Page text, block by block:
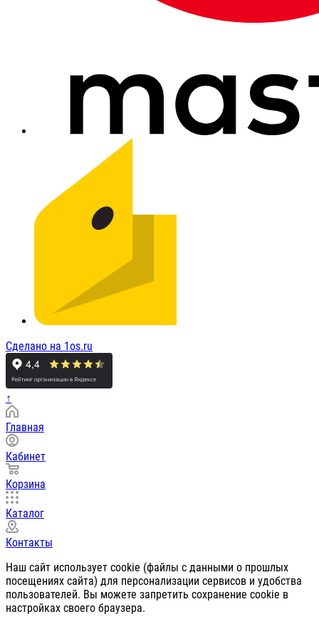
Сделано на 1os.ru
↑
Главная
Кабинет
Корзина
Каталог
Контакты
Наш сайт использует cookie (файлы с данными о прошлых
посещениях сайта) для персонализации сервисов и удобства
пользователей. Вы можете запретить сохранение cookie в
настройках своего браузера.